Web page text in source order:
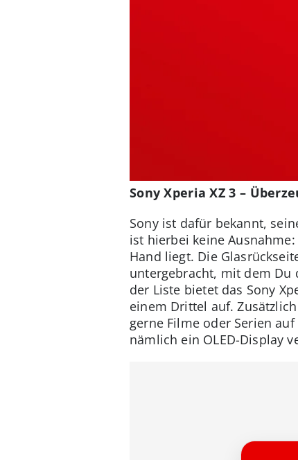
Sony Xperia XZ 3 –
Sony ist dafür bekannt,
ist hierbei keine
Hand liegt. Die
untergebracht, mit dem Du
der Liste bietet das Sony
einem Drittel auf.
gerne Filme oder Serien
nämlich ein OLED-Display